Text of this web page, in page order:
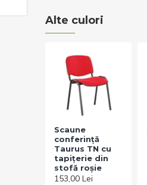
Alte culori
Scaune
conferință
Taurus TN cu
tapițerie din
stofă roșie
153,00 Lei